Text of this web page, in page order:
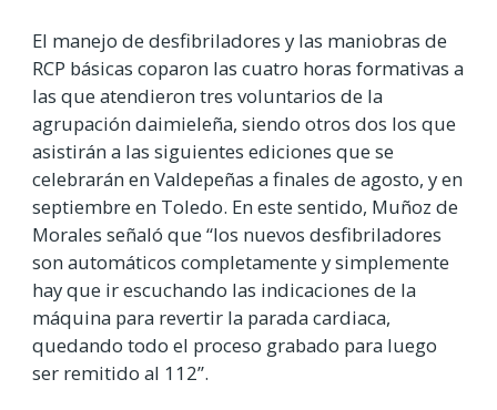
El manejo de desfibriladores y las maniobras de
RCP básicas coparon las cuatro horas formativas a
las que atendieron tres voluntarios de la
agrupación daimieleña, siendo otros dos los que
asistirán a las siguientes ediciones que se
celebrarán en Valdepeñas a finales de agosto, y en
septiembre en Toledo. En este sentido, Muñoz de
Morales señaló que “los nuevos desfibriladores
son automáticos completamente y simplemente
hay que ir escuchando las indicaciones de la
máquina para revertir la parada cardiaca,
quedando todo el proceso grabado para luego
ser remitido al 112”.